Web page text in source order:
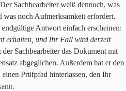
Sachbearbeiter weiß dennoch, was
was noch Aufmerksamkeit erfordert.
Antwort einfach erscheinen:
erhalten, und Ihr Fall wird derzeit
Sachbearbeiter das Dokument mit
abgeglichen. Außerdem hat er den
Prüfpfad hinterlassen, den Ihr